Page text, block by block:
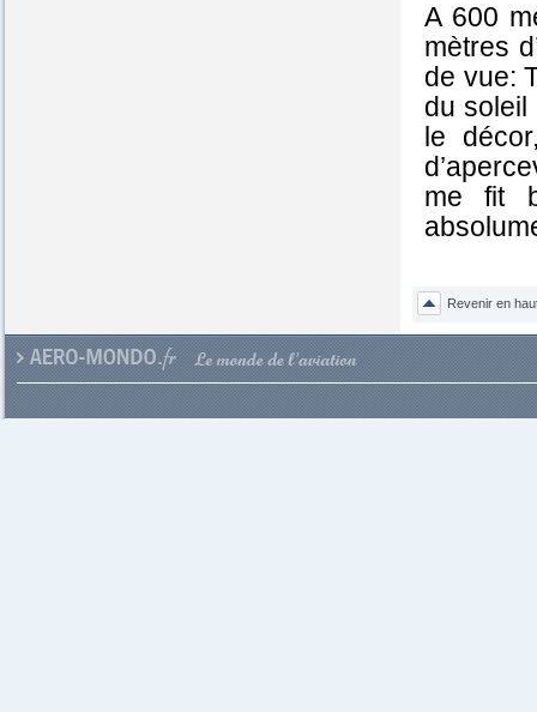
A 600
mètres
de vue:
du soleil
le
me fit
Revenir en